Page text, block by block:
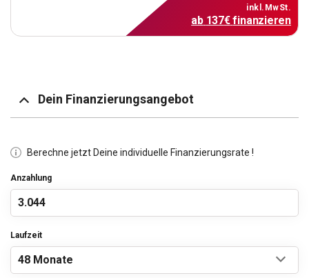
inkl.MwSt.
ab 137€finanzieren
Dein Finanzierungsangebot
Berechne jetzt Deine individuelle Finanzierungsrate !
Anzahlung
Laufzeit